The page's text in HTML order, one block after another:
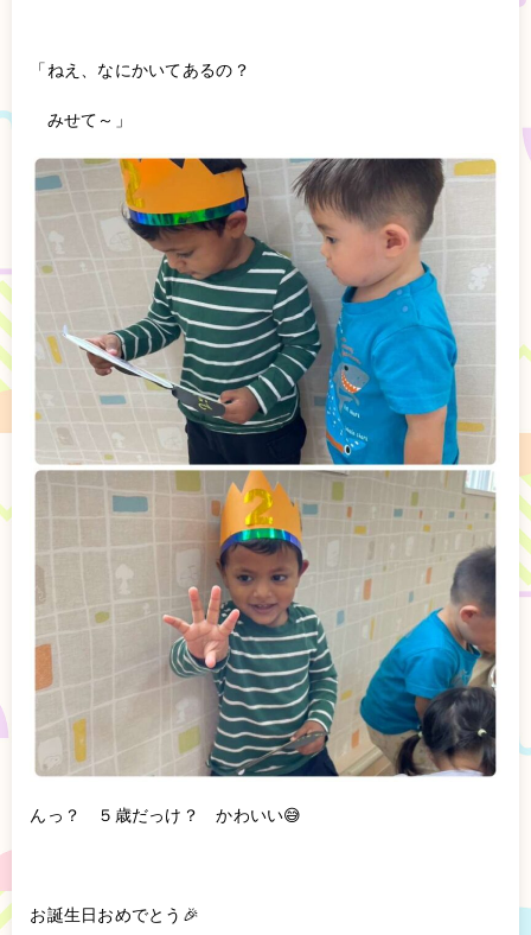
「ねえ、なにかいてあるの？
みせて～」
んっ？ ５歳だっけ？ かわいい😅
お誕生日おめでとう🎉